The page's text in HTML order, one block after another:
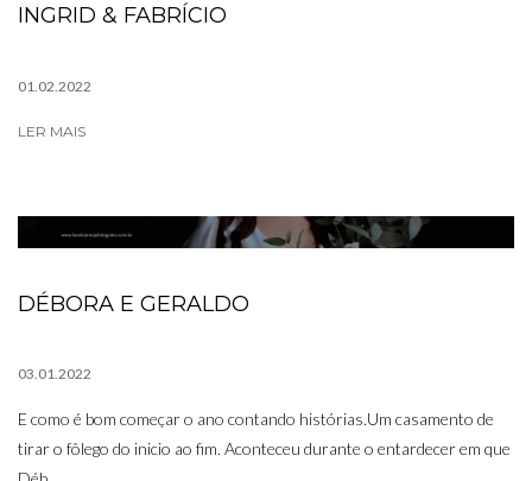
INGRID & FABRÍCIO
01.02.2022
LER MAIS
DÉBORA E GERALDO
03.01.2022
E como é bom começar o ano contando histórias.Um casamento de
tirar o fôlego do inicio ao fim. Aconteceu durante o entardecer em que